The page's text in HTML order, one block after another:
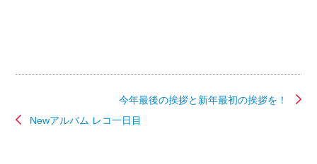
今年最後の挨拶と新年最初の挨拶を！
Newアルバム レコ一日目